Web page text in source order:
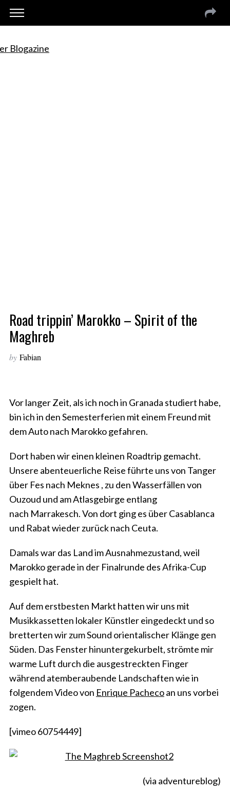
Road trippin’ Marokko – Spirit of the
Maghreb
by Fabian
Vor langer Zeit, als ich noch in Granada studiert habe,
bin ich in den Semesterferien mit einem Freund mit
dem Auto nach Marokko gefahren.
Dort haben wir einen kleinen Roadtrip gemacht.
Unsere abenteuerliche Reise führte uns von Tanger
über Fes nach Meknes , zu den Wasserfällen von
Ouzoud und am Atlasgebirge entlang
nach Marrakesch. Von dort ging es über Casablanca
und Rabat wieder zurück nach Ceuta.
Damals war das Land im Ausnahmezustand, weil
Marokko gerade in der Finalrunde des Afrika-Cup
gespielt hat.
Auf dem erstbesten Markt hatten wir uns mit
Musikkassetten lokaler Künstler eingedeckt und so
bretterten wir zum Sound orientalischer Klänge gen
Süden. Das Fenster hinuntergekurbelt, strömte mir
warme Luft durch die ausgestreckten Finger
während atemberaubende Landschaften wie in
folgendem Video von Enrique Pachecoan uns vorbei
zogen.
[vimeo 60754449]
(via adventureblog)